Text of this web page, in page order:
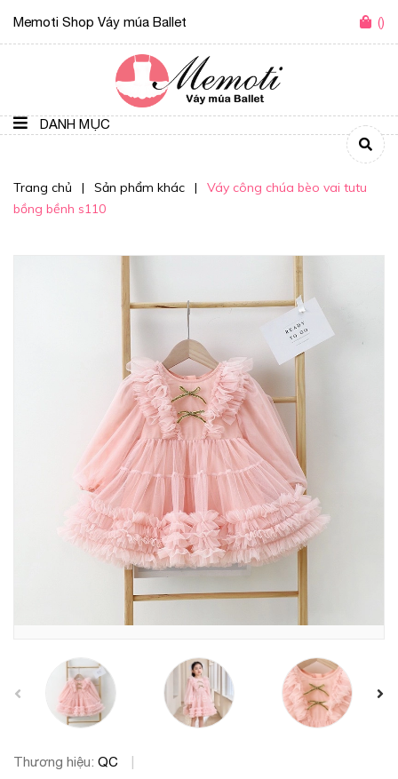
Memoti Shop Váy múa Ballet ()
DANH MỤC
Trang chủ | Sản phẩm khác |
Váy công chúa bèo vai tutu
bồng bềnh s110
prev
Thương hiệu: QC